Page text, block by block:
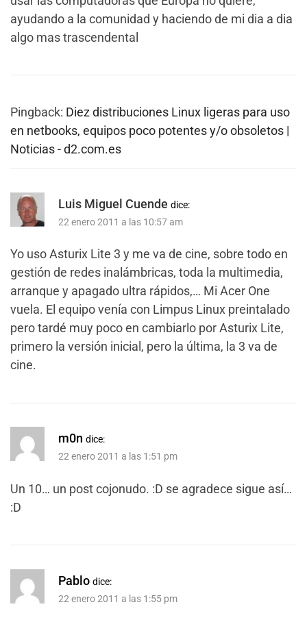
ayudando a la comunidad y haciendo de mi dia a dia
algo mas trascendental
Pingback: Diez distribuciones Linux ligeras para uso
en netbooks, equipos poco potentes y/o obsoletos |
Noticias - d2.com.es
Luis Miguel Cuende dice:
22 enero 2011 a las 10:57 am
Yo uso Asturix Lite 3 y me va de cine, sobre todo en
gestión de redes inalámbricas, toda la multimedia,
arranque y apagado ultra rápidos,… Mi Acer One
vuela. El equipo venía con Limpus Linux preintalado
pero tardé muy poco en cambiarlo por Asturix Lite,
primero la versión inicial, pero la última, la 3 va de
cine.
m0n dice:
22 enero 2011 a las 1:51 pm
Un 10… un post cojonudo. :D se agradece sigue así…
:D
Pablo dice:
22 enero 2011 a las 1:55 pm